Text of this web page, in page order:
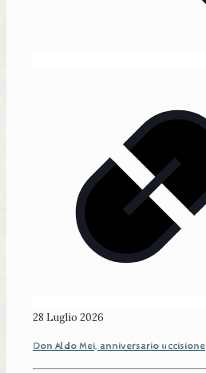
28 Luglio 2026
Don Aldo Mei, anniversario uccisione